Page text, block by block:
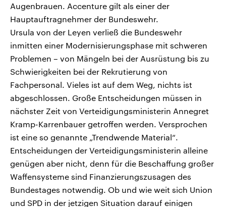
Augenbrauen. Accenture gilt als einer der
Hauptauftragnehmer der Bundeswehr.
Ursula von der Leyen verließ die Bundeswehr
inmitten einer Modernisierungsphase mit schweren
Problemen – von Mängeln bei der Ausrüstung bis zu
Schwierigkeiten bei der Rekrutierung von
Fachpersonal. Vieles ist auf dem Weg, nichts ist
abgeschlossen. Große Entscheidungen müssen in
nächster Zeit von Verteidigungsministerin Annegret
Kramp-Karrenbauer getroffen werden. Versprochen
ist eine so genannte „Trendwende Material“.
Entscheidungen der Verteidigungsministerin alleine
genügen aber nicht, denn für die Beschaffung großer
Waffensysteme sind Finanzierungszusagen des
Bundestages notwendig. Ob und wie weit sich Union
und SPD in der jetzigen Situation darauf einigen